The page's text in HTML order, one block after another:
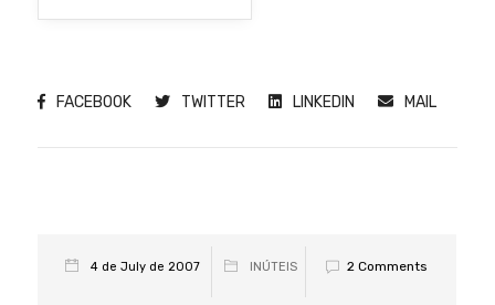
FACEBOOK TWITTER LINKEDIN MAIL
4 de July de 2007 INÚTEIS 2 Comments